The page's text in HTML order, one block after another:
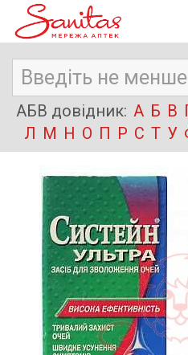
АБВ довідник: А Б В
Л М Н О П Р С Т У